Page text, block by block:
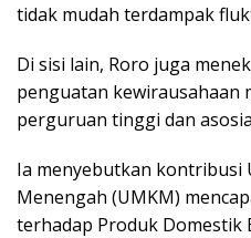
tidak mudah terdampak
Di sisi lain, Roro juga
penguatan kewirausahaan
perguruan tinggi dan
Ia menyebutkan kontribusi
Menengah (UMKM)
terhadap Produk Domestik